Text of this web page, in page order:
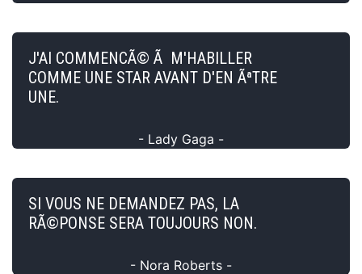
J'AI COMMENCÃ© Ã M'HABILLER
COMME UNE STAR AVANT D'EN ÃªTRE
UNE.
- Lady Gaga -
SI VOUS NE DEMANDEZ PAS, LA
RÃ©PONSE SERA TOUJOURS NON.
- Nora Roberts -